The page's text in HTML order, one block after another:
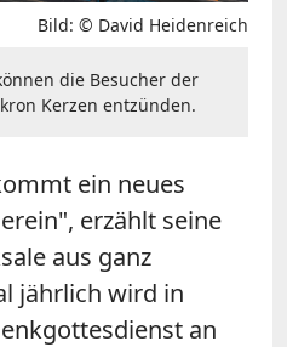
Bild: © David Heidenreich
die Besucher der
Kerzen entzünden.
ein neues
erzählt seine
aus ganz
jährlich wird in
an